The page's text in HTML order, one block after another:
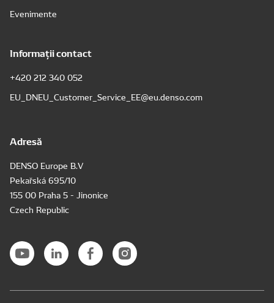
Evenimente
Informații contact
+420 212 340 052
EU_DNEU_Customer_Service_EE@eu.denso.com
Adresă
DENSO Europe B.V
Pekařská 695/10
155 00 Praha 5 - Jinonice
Czech Republic